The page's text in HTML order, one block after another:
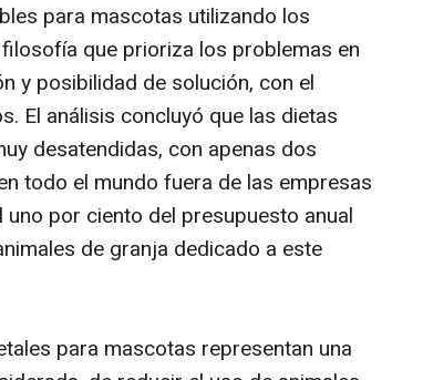
para mascotas utilizando los
que prioriza los problemas en
y posibilidad de solución, con el
El análisis concluyó que las dietas
desatendidas, con apenas dos
todo el mundo fuera de las empresas
por ciento del presupuesto anual
de granja dedicado a este
para mascotas representan una